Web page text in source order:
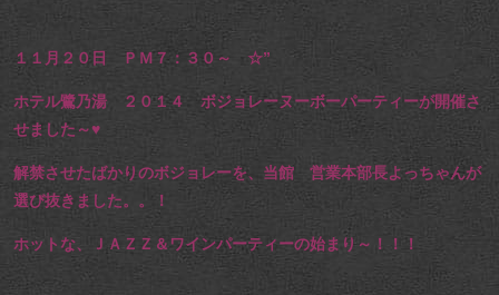
１１月２０日 ＰＭ７：３０～ ☆”
ホテル鷺乃湯 ２０１４ ボジョレーヌーボーパーティーが開催さ
せました～♥
解禁させたばかりのボジョレーを、当館 営業本部長よっちゃんが
選び抜きました。。！
ホットな、ＪＡＺＺ＆ワインパーティーの始まり～！！！